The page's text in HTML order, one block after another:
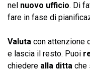
nel nuovo ufficio. Di
fare in fase di
Valuta con attenzione
e lascia il resto. Puoi
chiedere alla ditta che